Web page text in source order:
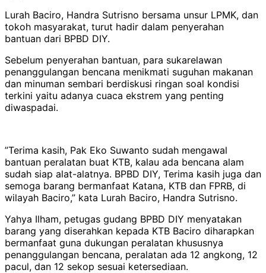
‎Lurah Baciro, Handra Sutrisno bersama unsur LPMK, dan
tokoh masyarakat, turut hadir dalam penyerahan
bantuan dari BPBD DIY.
‎Sebelum penyerahan bantuan, para sukarelawan
penanggulangan bencana menikmati suguhan makanan
dan minuman sembari berdiskusi ringan soal kondisi
terkini yaitu adanya cuaca ekstrem yang penting
diwaspadai.
‎”Terima kasih, Pak Eko Suwanto sudah mengawal
bantuan peralatan buat KTB, kalau ada bencana alam
sudah siap alat-alatnya. BPBD DIY, Terima kasih juga dan
semoga barang bermanfaat Katana, KTB dan FPRB, di
wilayah Baciro,” kata Lurah Baciro, Handra Sutrisno.
‎Yahya Ilham, petugas gudang BPBD DIY menyatakan
barang yang diserahkan kepada KTB Baciro diharapkan
bermanfaat guna dukungan peralatan khususnya
penanggulangan bencana, peralatan ada 12 angkong, 12
pacul, dan 12 sekop sesuai ketersediaan.